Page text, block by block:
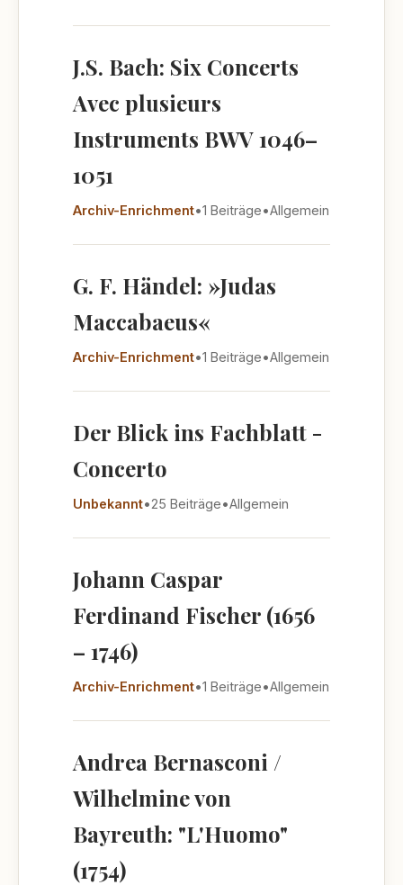
J.S. Bach: Six Concerts
Avec plusieurs
Instruments BWV 1046–
1051
Archiv-Enrichment•1 Beiträge•Allgemein
G. F. Händel: »Judas
Maccabaeus«
Archiv-Enrichment•1 Beiträge•Allgemein
Der Blick ins Fachblatt -
Concerto
Unbekannt•25 Beiträge•Allgemein
Johann Caspar
Ferdinand Fischer (1656
– 1746)
Archiv-Enrichment•1 Beiträge•Allgemein
Andrea Bernasconi /
Wilhelmine von
Bayreuth: "L'Huomo"
(1754)